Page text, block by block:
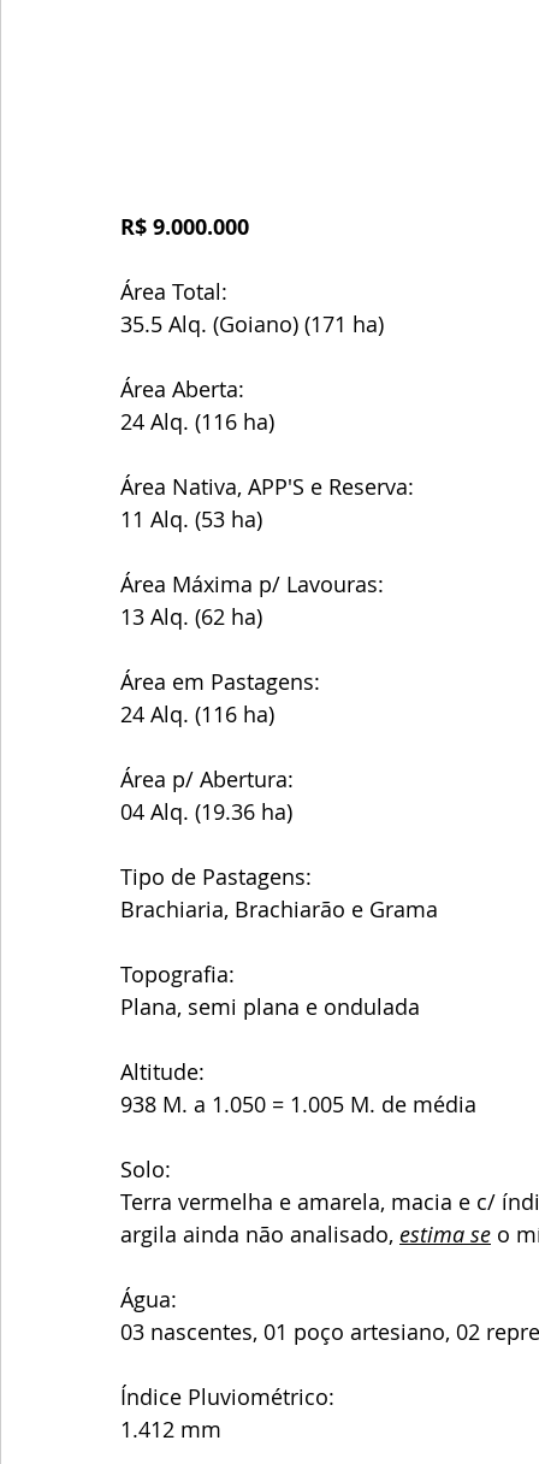
R$ 9.000.000
Área Total:
35.5 Alq. (Goiano) (171 ha)
Área Aberta:
24 Alq. (116 ha)
Área Nativa, APP'S e Reserva:
11 Alq. (53 ha)
Área Máxima p/ Lavouras:
13 Alq. (62 ha)
Área em Pastagens:
24 Alq. (116 ha)
Área p/ Abertura:
04 Alq. (19.36 ha)
Tipo de Pastagens:
Brachiaria, Brachiarão e Grama
Topografia:
Plana, semi plana e ondulada
Altitude:
938 M. a 1.050 = 1.005 M. de média
Solo:
Terra vermelha e amarela, macia e c/
argila ainda não analisado, estima se o
Água:
03 nascentes, 01 poço artesiano, 02
Índice Pluviométrico:
1.412 mm